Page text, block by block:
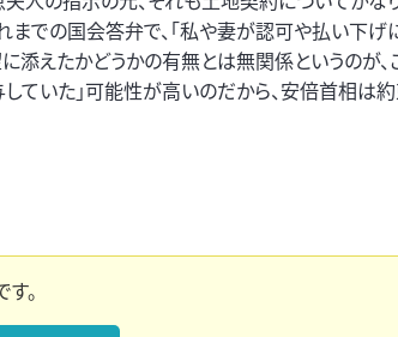
での国会答弁で、「私や妻が認可や払い下げ
添えたかどうかの有無とは無関係というのが
ていた」可能性が高いのだから、安倍首相
。